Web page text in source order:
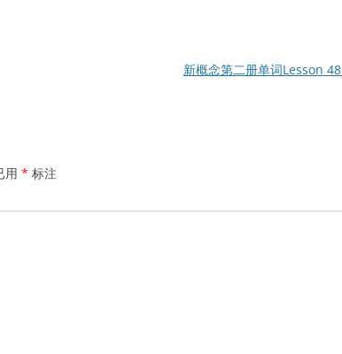
新概念第二册单词Lesson 48
用 * 标注